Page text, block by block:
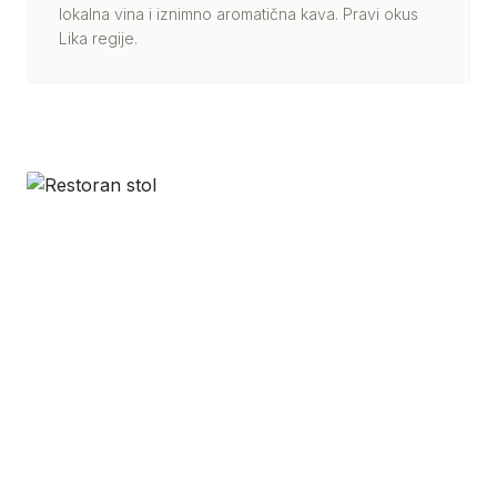
lokalna vina i iznimno aromatična kava. Pravi okus
Lika regije.